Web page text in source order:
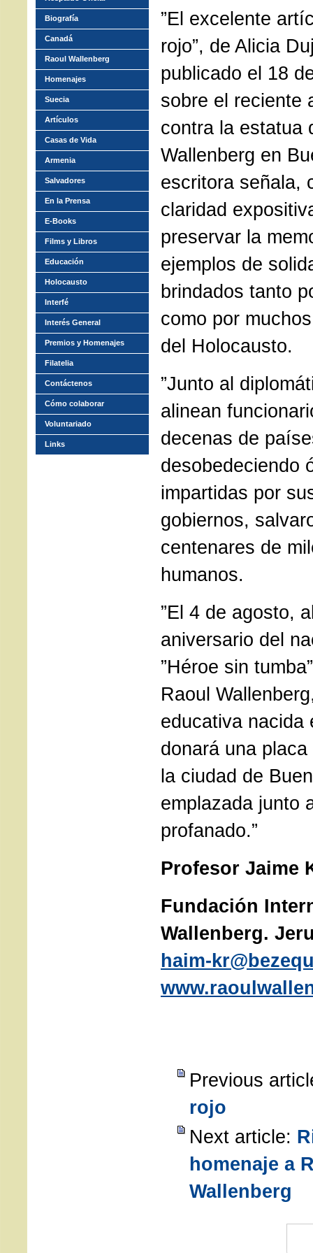
”El excelente
rojo”, de Alicia
publicado el 18
sobre el reciente
contra la estatua
Wallenberg en
escritora señala,
claridad
preservar la
ejemplos de
brindados tanto
como por
del Holocausto.
”Junto al
alinean
decenas de
desobedeciendo
impartidas por
gobiernos,
centenares de
humanos.
”El 4 de agosto,
aniversario del
”Héroe sin
Raoul
educativa nacida
donará una
la ciudad de
emplazada junto
profanado.”
Profesor Jaime
Fundación
Wallenberg.
haim-
Previous
rojo
Next article:
homenaje a
Wallenberg
Biografía
Canadá
Raoul Wallenberg
Homenajes
Suecia
Artículos
Casas de Vida
Armenia
Salvadores
En la Prensa
E-Books
Films y Libros
Educación
Holocausto
Interfé
Interés General
Premios y Homenajes
Filatelia
Contáctenos
Cómo colaborar
Voluntariado
Links